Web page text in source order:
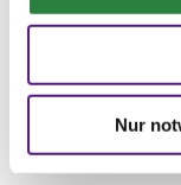
Nur
21.-
Pferde,
BAY